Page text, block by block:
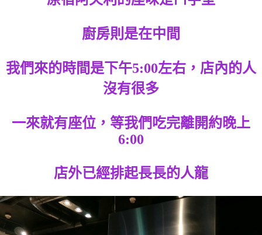
廚房則是在中間
我們來的時間是下午5:00左右，店內的人
沒有很多
一來就有座位，等我們吃完離開約晚上
6:00
店外已經排起長長的人龍